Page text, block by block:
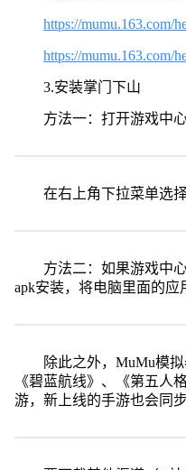
https://mumu.163.com/
https://mumu.163.com/
3.安装掌门下山
方法一：打开游戏中
在右上角下拉菜单选
方法二：如果游戏中
apk安装，将电脑里面的应
除此之外，MuMu模
《碧蓝航线》、《第五人
游，新上线的手游也会同步